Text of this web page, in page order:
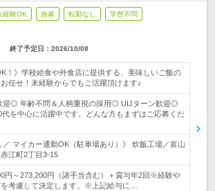
経験OK 急募 転勤なし 学歴不問
終了予定日： 2026/10/08
！》学校給食や外食店に提供する、美味しいご飯の
任せ！未経験からでもご活躍頂けます♪
迎◎ 年齢不問＆人柄重視の採用◎ UIJターン歓迎◎
を中心に活躍中です。どんな方もまずはご応募くだ
／ マイカー通勤OK（駐車場あり）》 炊飯工場／富山
江町2丁目3-15
円～273,200円（諸手当含む）＋賞与年2回※経験や
考慮して決定します。※上記給与に…